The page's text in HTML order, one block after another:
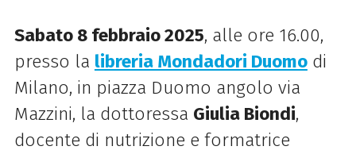
Sabato 8 febbraio 2025, alle ore 16.00,
presso la libreria Mondadori Duomodi
Milano, in piazza Duomo angolo via
Mazzini, la dottoressa Giulia Biondi,
docente di nutrizione e formatrice